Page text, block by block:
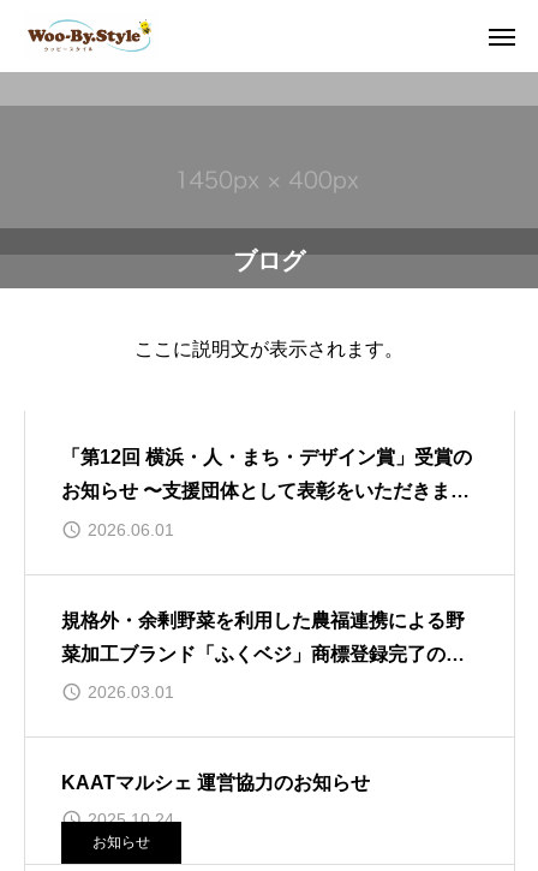
ブログ
ここに説明文が表示されます。
「第12回 横浜・人・まち・デザイン賞」受賞の
お知らせ 〜支援団体として表彰をいただきまし
た〜2026.06.01
規格外・余剰野菜を利用した農福連携による野
菜加工ブランド「ふくベジ」商標登録完了のお
知らせ2026.03.01
KAATマルシェ 運営協力のお知らせ
2025.10.24
お知らせ